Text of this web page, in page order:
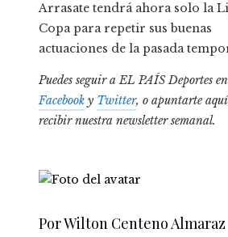
Arrasate tendrá ahora solo la
Copa para repetir sus buenas
actuaciones de la pasada
Puedes seguir a EL PAÍS Deportes en
Facebook y Twitter, o apuntarte
recibirnuestra newsletter semanal.
Por Wilton Centeno Almaraz